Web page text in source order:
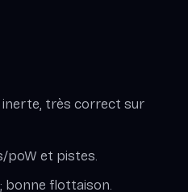
inerte, très correct sur
poW et pistes.
bonne flottaison.